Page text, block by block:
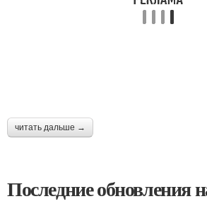
читать дальше →
Последние обновления